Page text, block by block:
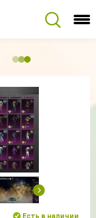
Есть в наличии